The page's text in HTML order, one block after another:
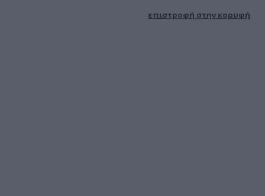
επιστροφή στην κορυφή